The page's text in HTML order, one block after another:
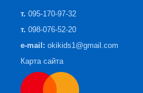
т. 095-170-97-32
т. 098-076-52-20
e-mail: okikids1@gmail.com
Карта сайта